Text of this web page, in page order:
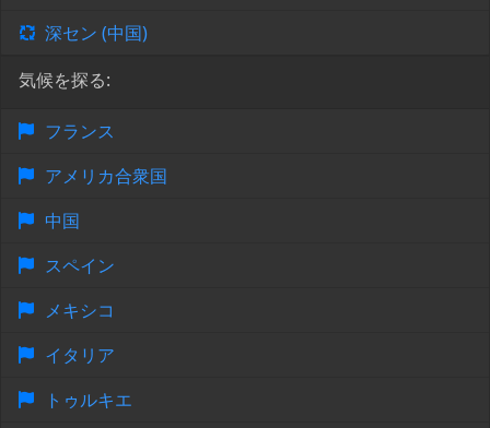
深セン (中国)
気候を探る:
フランス
アメリカ合衆国
中国
スペイン
メキシコ
イタリア
トゥルキエ